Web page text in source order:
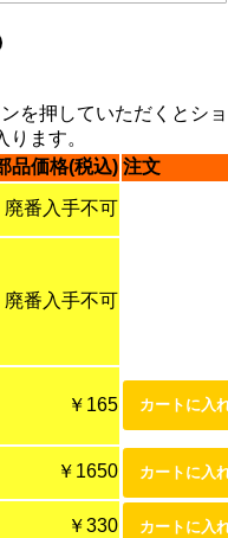
を押していただくとショ
ます。
品価格(税込) 注文
廃番入手不可
廃番入手不可
￥165
￥1650
￥330